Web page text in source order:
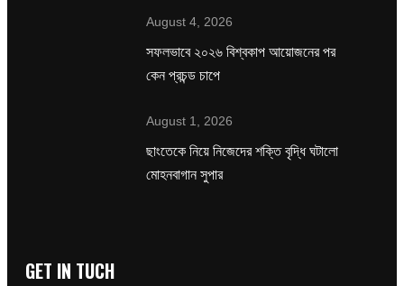
August 4, 2026
সফলভাবে ২০২৬ বিশ্বকাপ আয়োজনের পর
কেন প্রচন্ড চাপে
August 1, 2026
ছাংতেকে নিয়ে নিজেদের শক্তি বৃদ্ধি ঘটালো
মোহনবাগান সুপার
GET IN TUCH